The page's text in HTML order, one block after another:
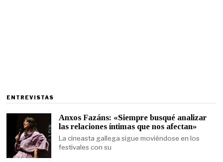
ENTREVISTAS
Anxos Fazáns: «Siempre busqué analizar
las relaciones íntimas que nos afectan»
La cineasta gallega sigue moviéndose en los
festivales con su